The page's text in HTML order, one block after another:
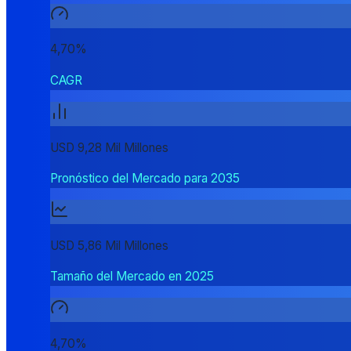
4,70%
CAGR
USD 9,28 Mil Millones
Pronóstico del Mercado para 2035
USD 5,86 Mil Millones
Tamaño del Mercado en 2025
4,70%